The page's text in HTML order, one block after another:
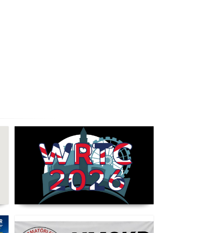
WRTC 2026 Şampiyonu Litvanya